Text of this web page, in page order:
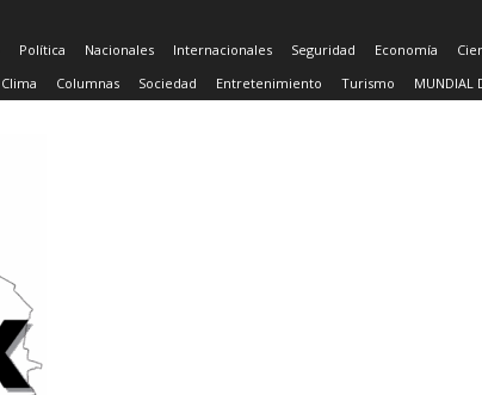
Política Nacionales Internacionales Seguridad Economía
Clima Columnas Sociedad Entretenimiento Turismo MUNDIAL